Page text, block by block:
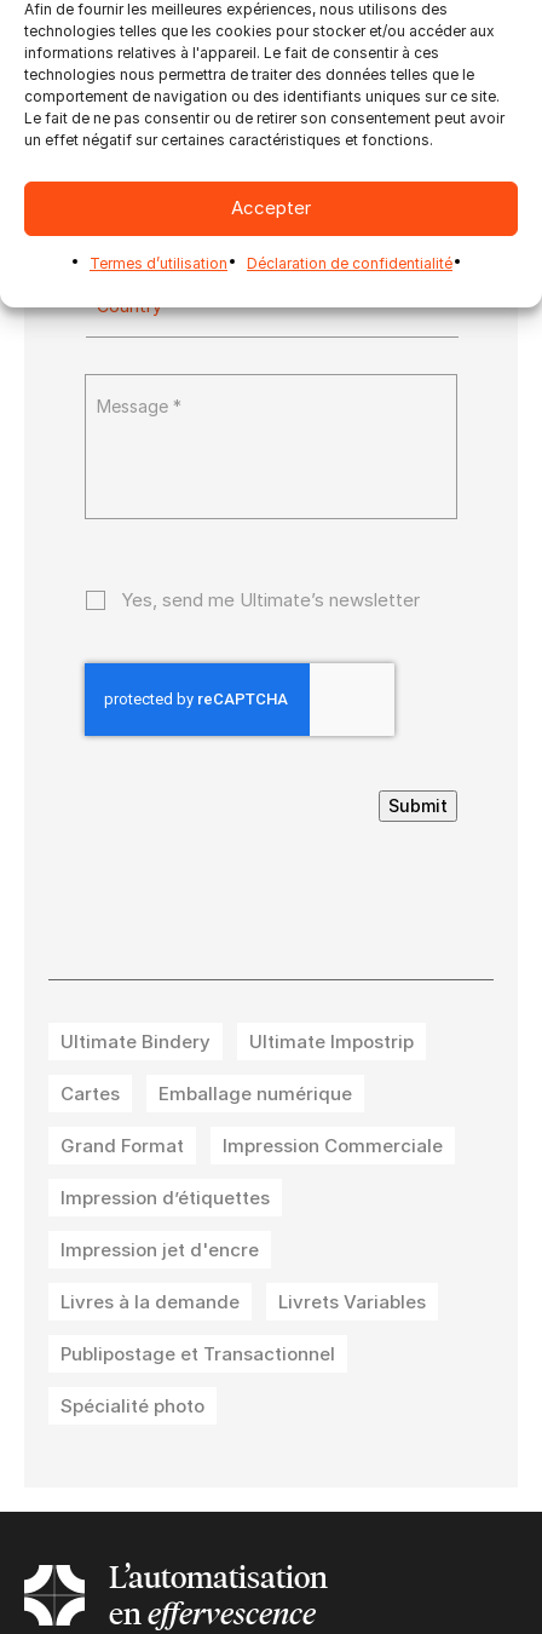
Afin de fournir les meilleures expériences, nous utilisons des
technologies telles que les cookies pour stocker et/ou accéder aux
informations relatives à l'appareil. Le fait de consentir à ces
technologies nous permettra de traiter des données telles que le
comportement de navigation ou des identifiants uniques sur ce site.
Le fait de ne pas consentir ou de retirer son consentement peut avoir
un effet négatif sur certaines caractéristiques et fonctions.
Accepter
Termes d’utilisation Déclaration de confidentialité
Yes, send me Ultimate’s newsletter
Submit
Ultimate Bindery Ultimate Impostrip
Cartes Emballage numérique
Grand Format Impression Commerciale
Impression d’étiquettes
Impression jet d'encre
Livres à la demande Livrets Variables
Publipostage et Transactionnel
Spécialité photo
L’automatisation
eneffervescence